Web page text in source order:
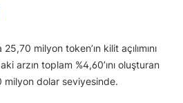
milyon token’ın kilit açılımını
arzın toplam %4,60’ını oluşturan
milyon dolar seviyesinde.